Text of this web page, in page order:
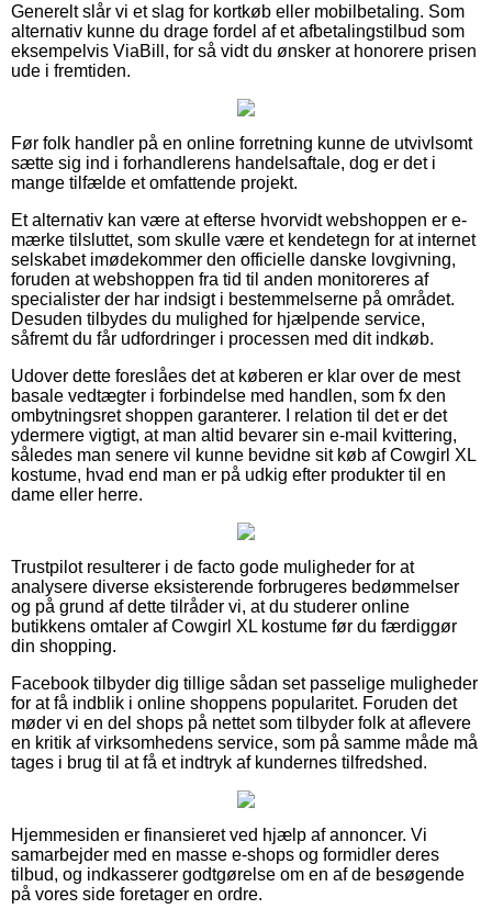
Generelt slår vi et slag for kortkøb eller mobilbetaling. Som
alternativ kunne du drage fordel af et afbetalingstilbud som
eksempelvis ViaBill, for så vidt du ønsker at honorere prisen
ude i fremtiden.
Før folk handler på en online forretning kunne de utvivlsomt
sætte sig ind i forhandlerens handelsaftale, dog er det i
mange tilfælde et omfattende projekt.
Et alternativ kan være at efterse hvorvidt webshoppen er e-
mærke tilsluttet, som skulle være et kendetegn for at internet
selskabet imødekommer den officielle danske lovgivning,
foruden at webshoppen fra tid til anden monitoreres af
specialister der har indsigt i bestemmelserne på området.
Desuden tilbydes du mulighed for hjælpende service,
såfremt du får udfordringer i processen med dit indkøb.
Udover dette foreslåes det at køberen er klar over de mest
basale vedtægter i forbindelse med handlen, som fx den
ombytningsret shoppen garanterer. I relation til det er det
ydermere vigtigt, at man altid bevarer sin e-mail kvittering,
således man senere vil kunne bevidne sit køb af Cowgirl XL
kostume, hvad end man er på udkig efter produkter til en
dame eller herre.
Trustpilot resulterer i de facto gode muligheder for at
analysere diverse eksisterende forbrugeres bedømmelser
og på grund af dette tilråder vi, at du studerer online
butikkens omtaler af Cowgirl XL kostume før du færdiggør
din shopping.
Facebook tilbyder dig tillige sådan set passelige muligheder
for at få indblik i online shoppens popularitet. Foruden det
møder vi en del shops på nettet som tilbyder folk at aflevere
en kritik af virksomhedens service, som på samme måde må
tages i brug til at få et indtryk af kundernes tilfredshed.
Hjemmesiden er finansieret ved hjælp af annoncer. Vi
samarbejder med en masse e-shops og formidler deres
tilbud, og indkasserer godtgørelse om en af de besøgende
på vores side foretager en ordre.